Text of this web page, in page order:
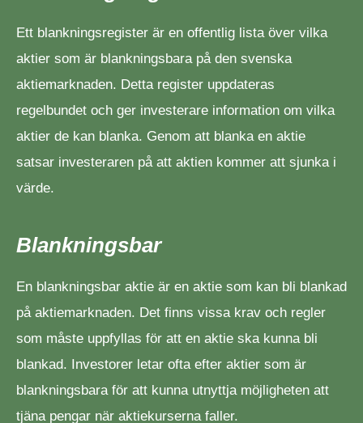
Ett blankningsregister är en offentlig lista över vilka
aktier som är blankningsbara på den svenska
aktiemarknaden. Detta register uppdateras
regelbundet och ger investerare information om vilka
aktier de kan blanka. Genom att blanka en aktie
satsar investeraren på att aktien kommer att sjunka i
värde.
Blankningsbar
En blankningsbar aktie är en aktie som kan bli blankad
på aktiemarknaden. Det finns vissa krav och regler
som måste uppfyllas för att en aktie ska kunna bli
blankad. Investorer letar ofta efter aktier som är
blankningsbara för att kunna utnyttja möjligheten att
tjäna pengar när aktiekurserna faller.